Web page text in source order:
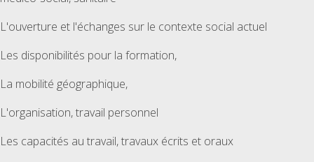
L'ouverture et l'échanges sur le contexte social actuel
Les disponibilités pour la formation,
La mobilité géographique,
L'organisation, travail personnel
Les capacités au travail, travaux écrits et oraux